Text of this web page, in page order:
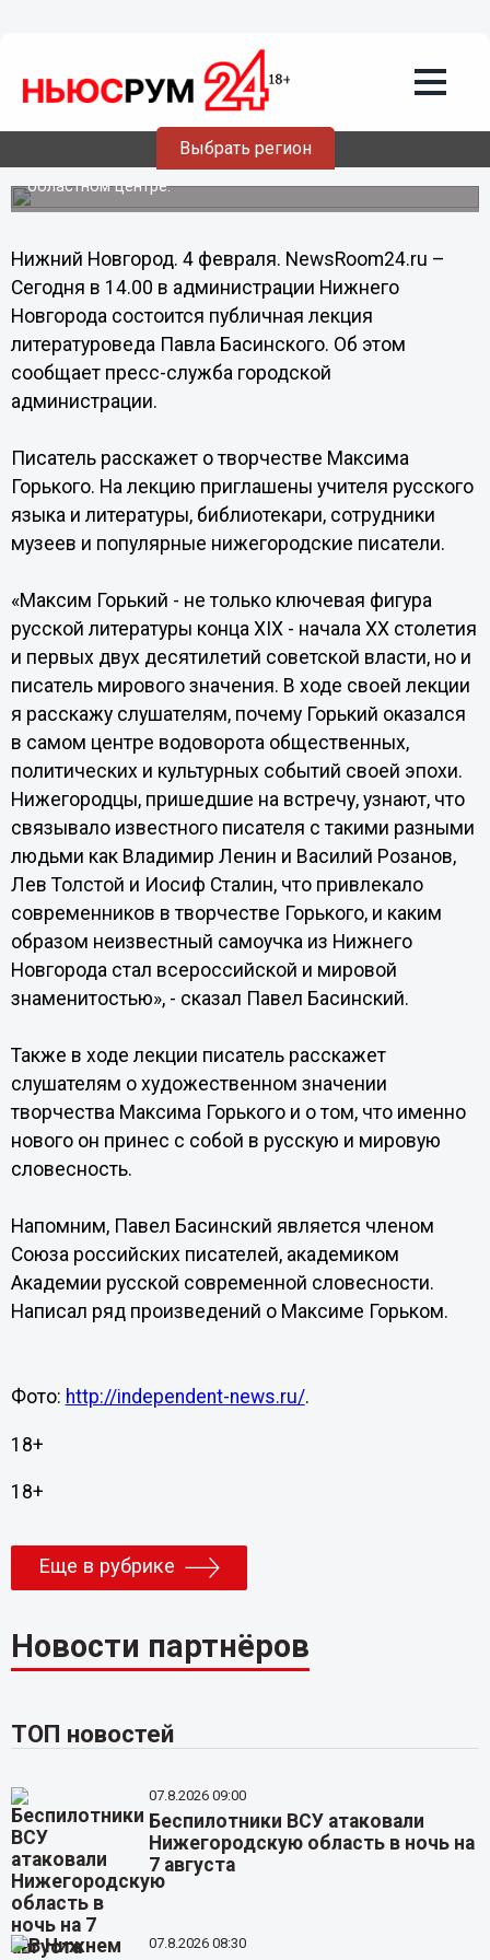
Выбрать регион
04.02.201407:45
Нижегородцам расскажут о
творчестве Максима Горького
Публичная лекция «Страсти по Максиму» состоится в
областном центре.
Нижний Новгород. 4 февраля. NewsRoom24.ru –
Сегодня в 14.00 в администрации Нижнего
Новгорода состоится публичная лекция
литературоведа Павла Басинского. Об этом
сообщает пресс-служба городской
администрации.
Писатель расскажет о творчестве Максима
Горького. На лекцию приглашены учителя русского
языка и литературы, библиотекари, сотрудники
музеев и популярные нижегородские писатели.
«Максим Горький - не только ключевая фигура
русской литературы конца XIX - начала ХХ столетия
и первых двух десятилетий советской власти, но и
писатель мирового значения. В ходе своей лекции
я расскажу слушателям, почему Горький оказался
в самом центре водоворота общественных,
политических и культурных событий своей эпохи.
Нижегородцы, пришедшие на встречу, узнают, что
связывало известного писателя с такими разными
людьми как Владимир Ленин и Василий Розанов,
Лев Толстой и Иосиф Сталин, что привлекало
современников в творчестве Горького, и каким
образом неизвестный самоучка из Нижнего
Новгорода стал всероссийской и мировой
знаменитостью», - сказал Павел Басинский.
Также в ходе лекции писатель расскажет
слушателям о художественном значении
творчества Максима Горького и о том, что именно
нового он принес с собой в русскую и мировую
словесность.
Напомним, Павел Басинский является членом
Союза российских писателей, академиком
Академии русской современной словесности.
Написал ряд произведений о Максиме Горьком.
Фото: http://independent-news.ru/.
18+
18+
Еще в рубрике
Новости партнёров
ТОП новостей
07.8.2026 09:00
Беспилотники ВСУ атаковали
Нижегородскую область в ночь на
7 августа
07.8.2026 08:30